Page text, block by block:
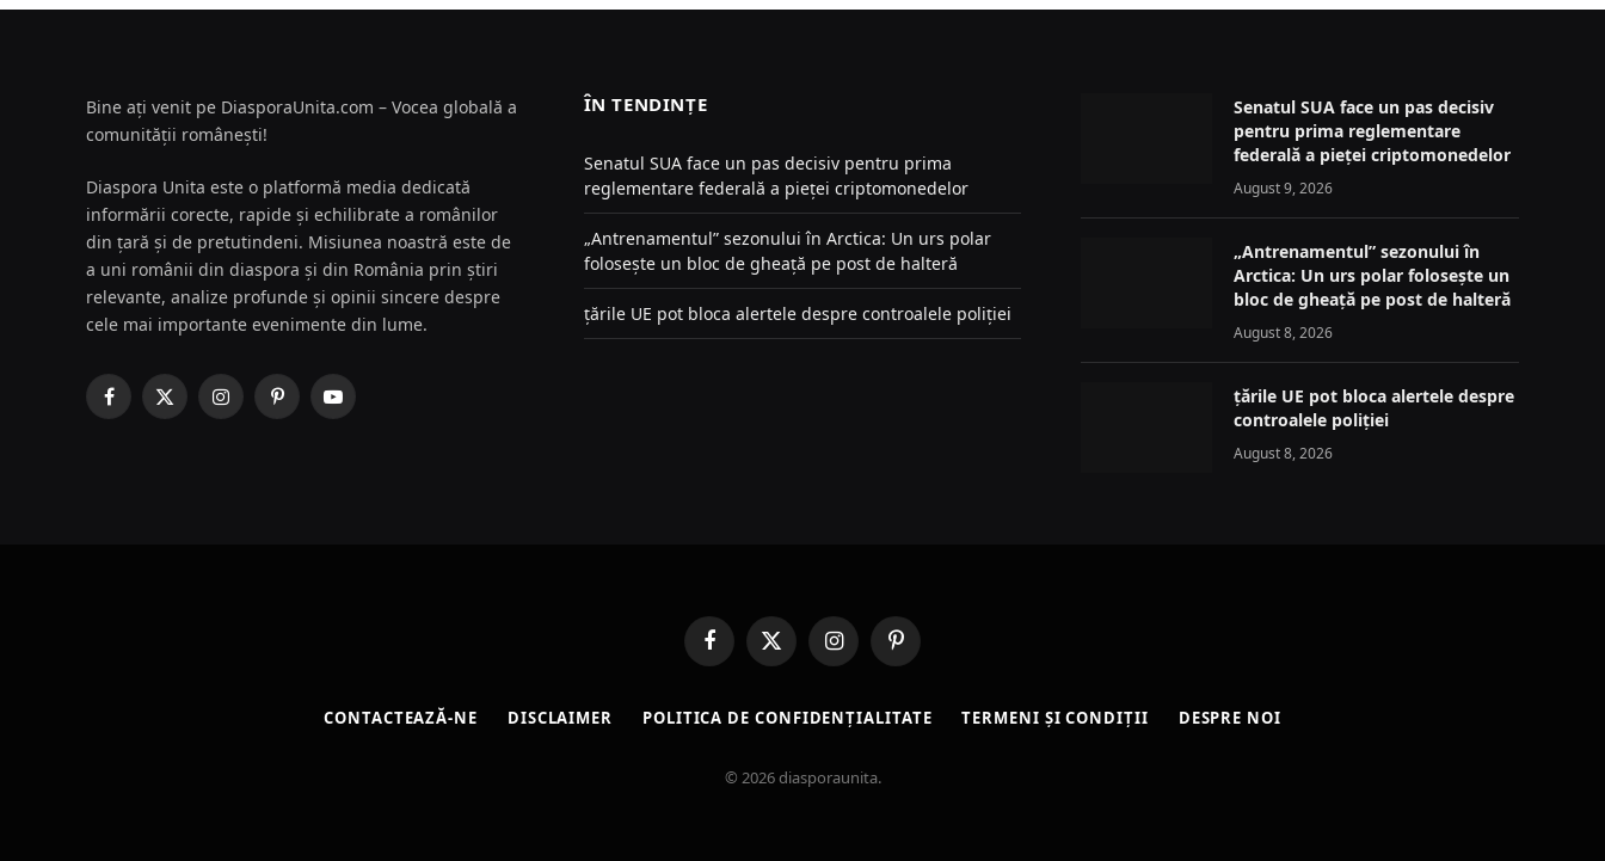
Bine ați venit pe DiasporaUnita.com – Vocea globală a
comunității românești!
Diaspora Unita este o platformă media dedicată
informării corecte, rapide și echilibrate a românilor
din țară și de pretutindeni. Misiunea noastră este de
a uni românii din diaspora și din România prin știri
relevante, analize profunde și opinii sincere despre
cele mai importante evenimente din lume.
Facebook
X
InstagramPinterestYouTube
ÎN TENDINȚE
Senatul SUA face un pas decisiv pentru prima
reglementare federală a pieței criptomonedelor
„Antrenamentul” sezonului în Arctica: Un urs polar
folosește un bloc de gheață pe post de halteră
țările UE pot bloca alertele despre controalele poliției
Senatul SUA face un pas decisiv
pentru prima reglementare
federală a pieței criptomonedelor
August 9, 2026
„Antrenamentul” sezonului în
Arctica: Un urs polar folosește un
bloc de gheață pe post de halteră
August 8, 2026
țările UE pot bloca alertele despre
controalele poliției
August 8, 2026
FacebookX
(Twitter)
InstagramPinterest
CONTACTEAZĂ-NE DISCLAIMER POLITICA DE CONFIDENȚIALITATE TERMENI ȘI CONDIȚII DESPRE NOI
© 2026 diasporaunita.